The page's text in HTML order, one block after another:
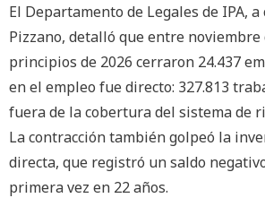
El Departamento de Legales de IPA,
Pizzano, detalló que entre noviembre
principios de 2026 cerraron 24.437
en el empleo fue directo: 327.813
fuera de la cobertura del sistema de
La contracción también golpeó la
directa, que registró un saldo
primera vez en 22 años.